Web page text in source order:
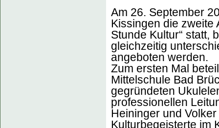
Am 26. September
Kissingen die zweite
Stunde Kultur“ statt,
gleichzeitig
angeboten werden.
Zum ersten Mal
Mittelschule Bad
gegründeten
professionellen
Heininger und
Kulturbegeisterte im